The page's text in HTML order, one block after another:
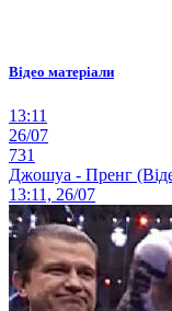
Відео матеріали
13:11
26/07
731
Джошуа - Пренг
13:11, 26/07